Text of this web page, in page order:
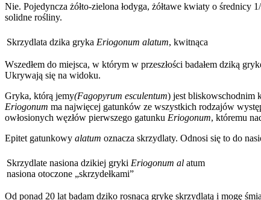
Nie. Pojedyncza żółto-zielona łodyga, żółtawe kwiaty o średnicy
solidne rośliny.
Skrzydlata dzika gryka Eriogonum alatum, kwitnąca
Wszedłem do miejsca, w którym w przeszłości badałem dziką
Ukrywają się na widoku.
Gryka, którą jemy(Fagopyrum esculentum) jest bliskowschodnim
Eriogonum ma najwięcej gatunków ze wszystkich rodzajów
owłosionych węzłów pierwszego gatunku Eriogonum, któremu
Epitet gatunkowy alatum oznacza skrzydlaty. Odnosi się to do
Skrzydlate nasiona dzikiej gryki Eriogonum al atum
nasiona otoczone „skrzydełkami”
Od ponad 20 lat badam dziko rosnącą grykę skrzydlatą i mogę